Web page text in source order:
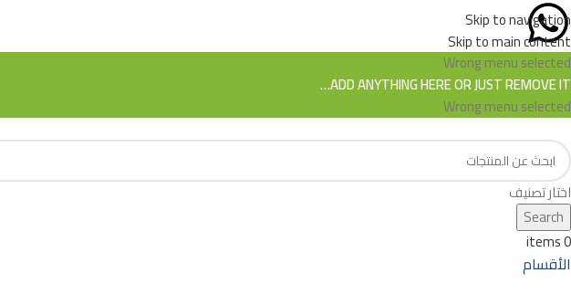
Skip to navigation
Skip to main content
Wrong menu selected
ADD ANYTHING HERE OR JUST REMOVE IT…
Wrong menu selected
اختار تصنيف
Search
0
items
الأقسام